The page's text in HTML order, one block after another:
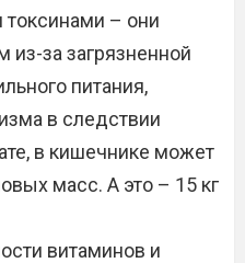
– они
из-за загрязненной
питания,
в следствии
в кишечнике может
масс. А это – 15 кг
витаминов и